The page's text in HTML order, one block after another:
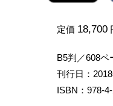
定価 18,700
B5判／608ペ
刊行日：
ISBN：978-